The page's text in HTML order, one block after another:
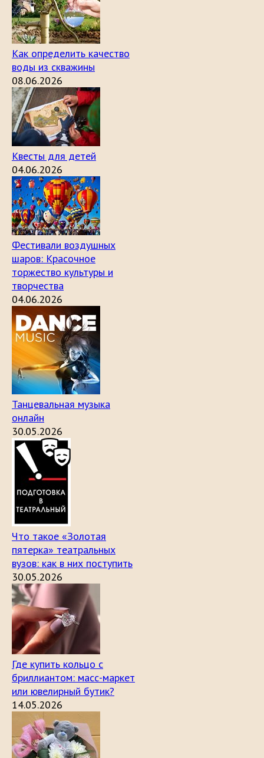
Как определить качество
воды из скважины
08.06.2026
Квесты для детей
04.06.2026
Фестивали воздушных
шаров: Красочное
торжество культуры и
творчества
04.06.2026
Танцевальная музыка
онлайн
30.05.2026
Что такое «Золотая
пятерка» театральных
вузов: как в них поступить
30.05.2026
Где купить кольцо с
бриллиантом: масс-маркет
или ювелирный бутик?
14.05.2026